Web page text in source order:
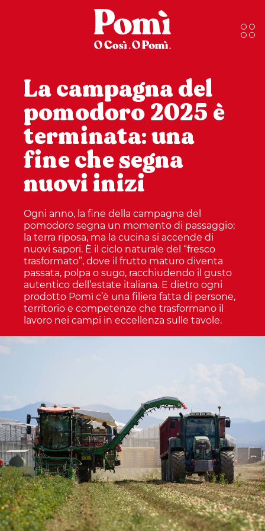
La campagna del
pomodoro 2025 è
terminata: una
fine che segna
nuovi inizi
Ogni anno, la fine della campagna del
pomodoro segna un momento di passaggio:
la terra riposa, ma la cucina si accende di
nuovi sapori. È il ciclo naturale del “fresco
trasformato”, dove il frutto maturo diventa
passata, polpa o sugo, racchiudendo il gusto
autentico dell’estate italiana. E dietro ogni
prodotto Pomì c’è una filiera fatta di persone,
territorio e competenze che trasformano il
lavoro nei campi in eccellenza sulle tavole.